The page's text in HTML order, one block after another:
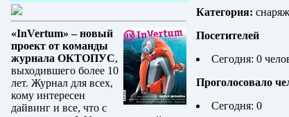
«InVertum» – новый
проект от команды
журнала ОКТОПУС,
выходившего более 10
лет. Журнал для всех,
кому интересен
дайвинг и все, что с
Категория:
Посетителей
Сегодня: 0
Проголосовало
Сегодня: 0